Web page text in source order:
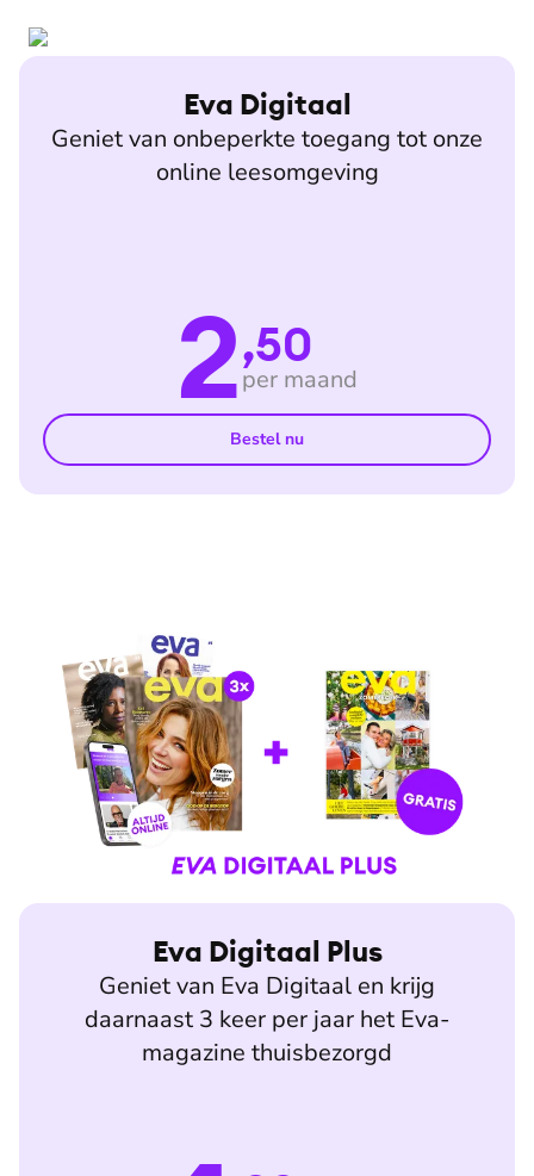
Eva Digitaal
Geniet van onbeperkte toegang tot onze
online leesomgeving
2,50
per maand
Bestel nu
Eva Digitaal Plus
Geniet van Eva Digitaal en krijg
daarnaast 3 keer per jaar het Eva-
magazine thuisbezorgd